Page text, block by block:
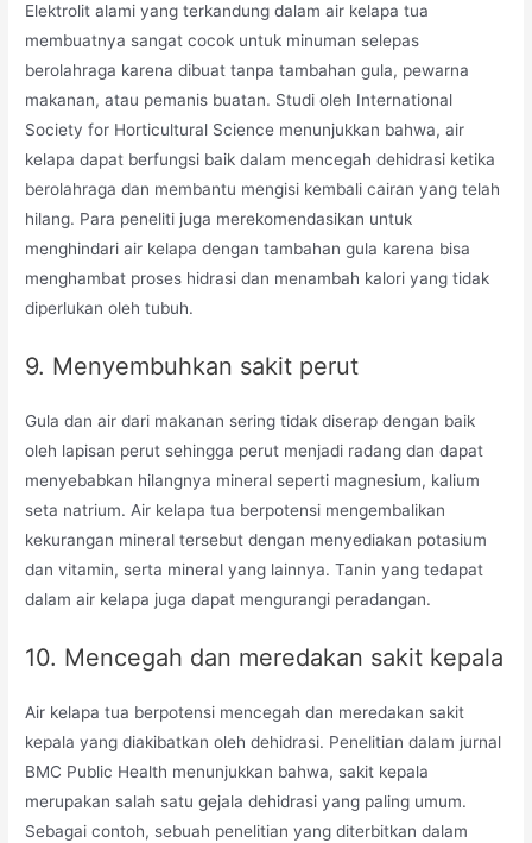
Elektrolit alami yang terkandung dalam air kelapa tua
membuatnya sangat cocok untuk minuman selepas
berolahraga karena dibuat tanpa tambahan gula, pewarna
makanan, atau pemanis buatan. Studi oleh International
Society for Horticultural Science menunjukkan bahwa, air
kelapa dapat berfungsi baik dalam mencegah dehidrasi ketika
berolahraga dan membantu mengisi kembali cairan yang telah
hilang. Para peneliti juga merekomendasikan untuk
menghindari air kelapa dengan tambahan gula karena bisa
menghambat proses hidrasi dan menambah kalori yang tidak
diperlukan oleh tubuh.
9. Menyembuhkan sakit perut
Gula dan air dari makanan sering tidak diserap dengan baik
oleh lapisan perut sehingga perut menjadi radang dan dapat
menyebabkan hilangnya mineral seperti magnesium, kalium
seta natrium. Air kelapa tua berpotensi mengembalikan
kekurangan mineral tersebut dengan menyediakan potasium
dan vitamin, serta mineral yang lainnya. Tanin yang tedapat
dalam air kelapa juga dapat mengurangi peradangan.
10. Mencegah dan meredakan sakit kepala
Air kelapa tua berpotensi mencegah dan meredakan sakit
kepala yang diakibatkan oleh dehidrasi. Penelitian dalam jurnal
BMC Public Health menunjukkan bahwa, sakit kepala
merupakan salah satu gejala dehidrasi yang paling umum.
Sebagai contoh, sebuah penelitian yang diterbitkan dalam